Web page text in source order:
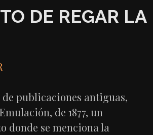
DE REGAR LA
publicaciones antiguas,
de 1877, un
donde se menciona la